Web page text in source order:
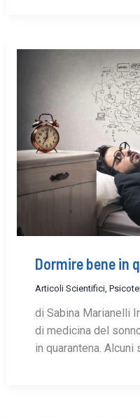
Dormire bene in
Articoli Scientifici,
di Sabina Marianelli
di medicina del
in quarantena. Alcuni